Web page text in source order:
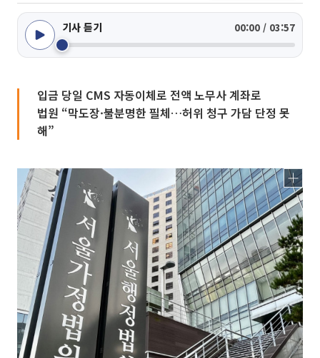
기사 듣기 00:00 / 03:57
입금 당일 CMS 자동이체로 전액 노무사 계좌로
법원 “막도장·불분명한 필체…허위 청구 가담 단정 못
해”